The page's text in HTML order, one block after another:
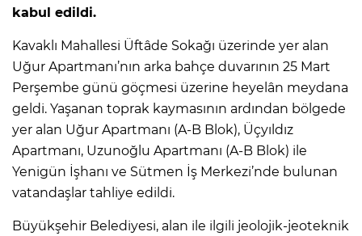
kabul edildi.
Kavaklı Mahallesi Üftâde Sokağı üzerinde yer alan
Uğur Apartmanı’nın arka bahçe duvarının 25 Mart
Perşembe günü göçmesi üzerine heyelân meydana
geldi. Yaşanan toprak kaymasının ardından bölgede
yer alan Uğur Apartmanı (A-B Blok), Üçyıldız
Apartmanı, Uzunoğlu Apartmanı (A-B Blok) ile
Yenigün İşhanı ve Sütmen İş Merkezi’nde bulunan
vatandaşlar tahliye edildi.
Büyükşehir Belediyesi, alan ile ilgili jeolojik-jeoteknik